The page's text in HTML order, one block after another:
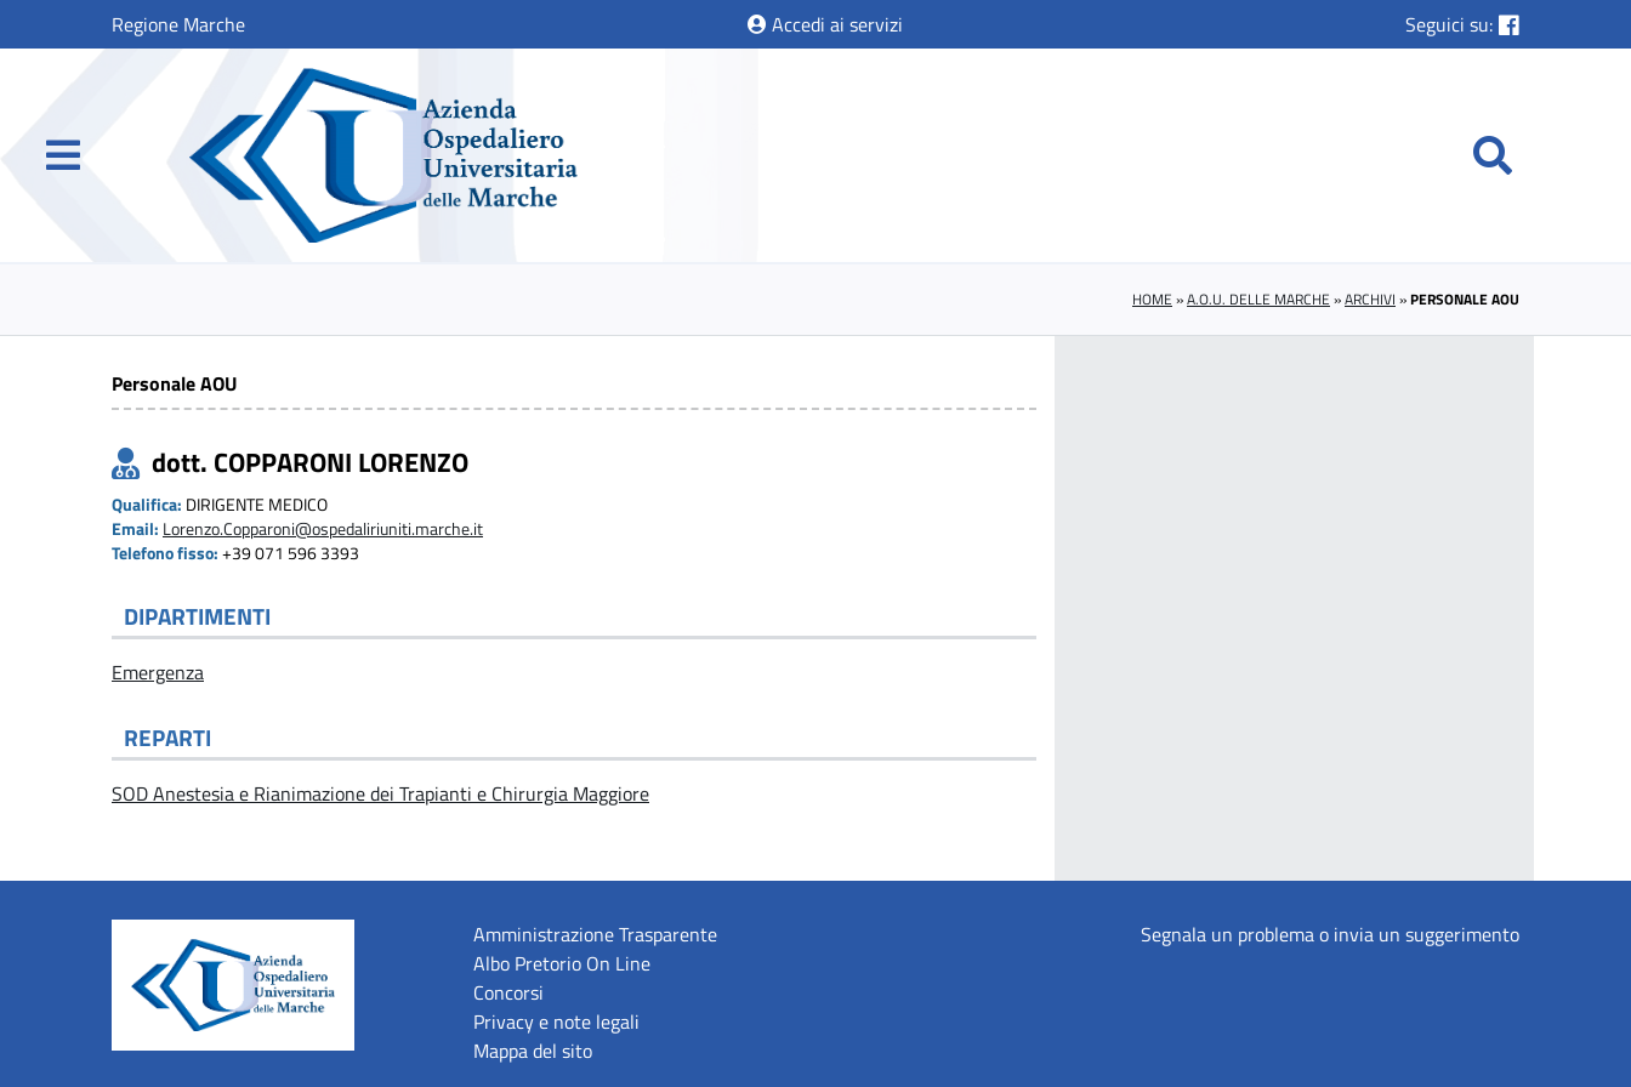
Regione Marche Accedi ai servizi Seguici su:
HOME »A.O.U. DELLE MARCHE »ARCHIVI »PERSONALE AOU
Personale AOU
dott. COPPARONI LORENZO
Qualifica: DIRIGENTE MEDICO
Email: Lorenzo.Copparoni@ospedaliriuniti.marche.it
Telefono fisso: +39 071 596 3393
DIPARTIMENTI
Emergenza
REPARTI
SOD Anestesia e Rianimazione dei Trapianti e Chirurgia Maggiore
Amministrazione Trasparente
Albo Pretorio On Line
Concorsi
Privacy e note legali
Mappa del sito
Segnala un problema o invia un suggerimento